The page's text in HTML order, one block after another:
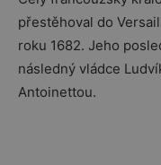
přestěhoval do
roku 1682. Jeho
následný vládce
Antoinettou.